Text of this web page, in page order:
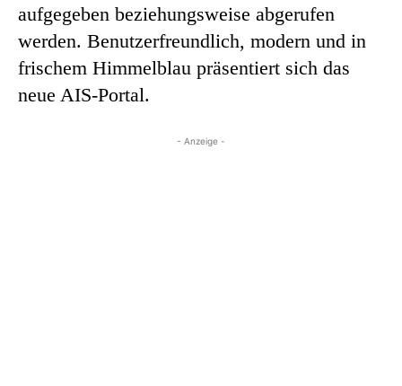
aufgegeben beziehungsweise abgerufen
werden. Benutzerfreundlich, modern und in
frischem Himmelblau präsentiert sich das
neue AIS-Portal.
- Anzeige -